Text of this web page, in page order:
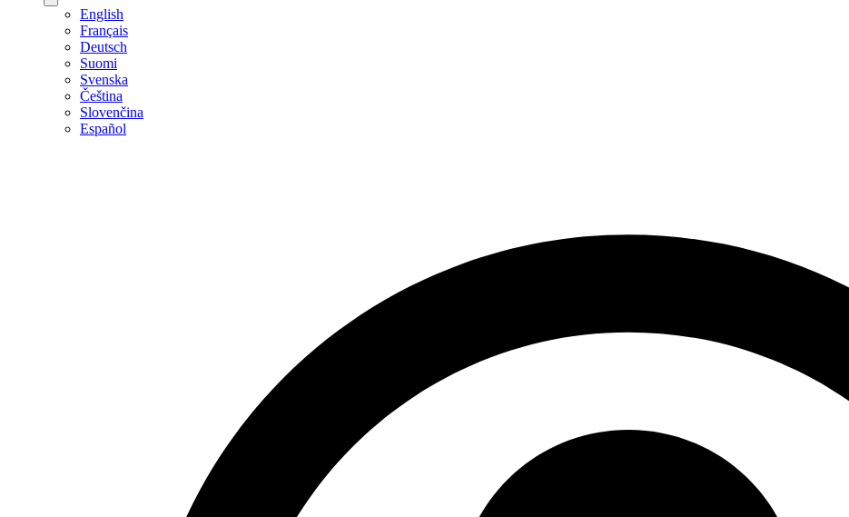
English
Français
Deutsch
Suomi
Svenska
Čeština
Slovenčina
Español